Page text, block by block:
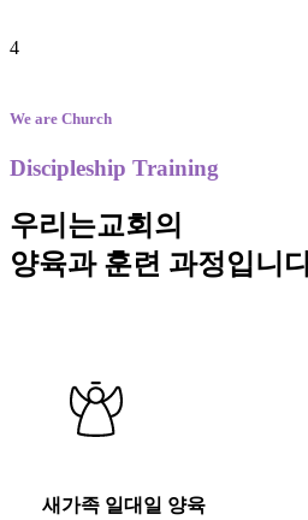
4
We are Church
Discipleship Training
우리는교회의
양육과 훈련 과정입니
새가족 일대일 양육